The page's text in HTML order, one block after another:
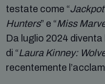
testate come “
Hunters” e “Miss
Da luglio 2024
di “Laura Kinney:
recentemente